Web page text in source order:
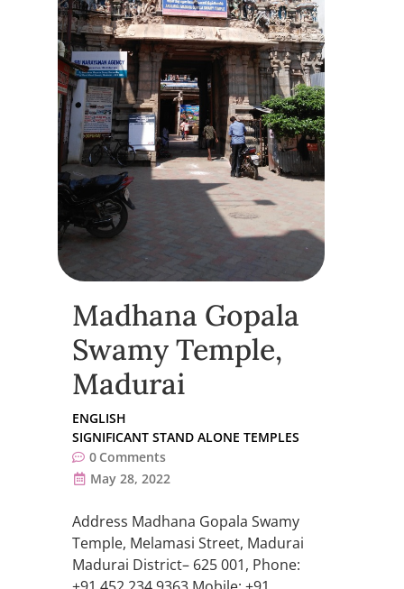
Madhana Gopala
Swamy Temple,
Madurai
ENGLISH
SIGNIFICANT STAND ALONE TEMPLES
0 Comments
May 28, 2022
Address Madhana Gopala Swamy
Temple, Melamasi Street, Madurai
Madurai District– 625 001, Phone: